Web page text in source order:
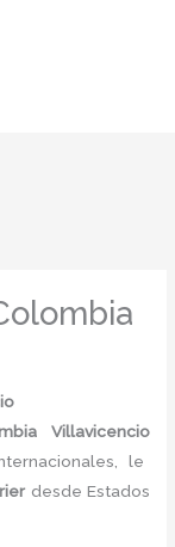
Villavicencio
le
desde Estados